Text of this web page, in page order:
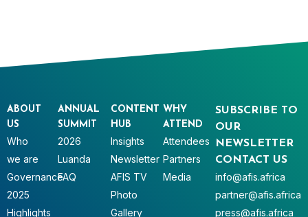
SUBSCRIBE TO
OUR
NEWSLETTER
CONTACT US
info@afis.africa
partner@afis.africa
press@afis.africa
ABOUT
US
Who
we are
Governance
2025
Highlights
ANNUAL
SUMMIT
2026
Luanda
FAQ
CONTENT
HUB
Insights
Newsletter
AFIS TV
Photo
Gallery
WHY
ATTEND
Attendees
Partners
Media